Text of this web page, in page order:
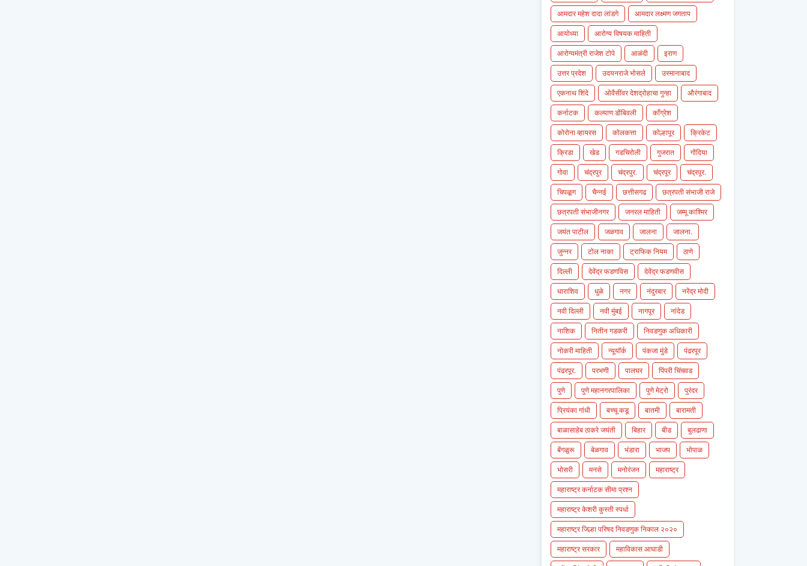
आमदार महेश दादा लांडगे
आमदार लक्ष्मण जगताप
आयोध्या
आरोग्य विषयक माहिती
आरोग्यमंत्री राजेश टोपे
आळंदी
इराण
उत्तर प्रदेश
उदयनराजे भोसले
उस्मानाबाद
एकनाथ शिंदे
ओवैसींवर देशद्रोहाचा गुन्हा
औरंगाबाद
कर्नाटक
कल्याण डोंबिवली
काँग्रेश
कोरोना व्हायरस
कोलकत्ता कोल्हापूर
क्रिकेट
क्रिडा
खेड गडचिरोली गुजरात
गोंदिया
गोवा
चंद्रपुर चंद्रपुर. चंद्रपूर
चंद्रपूर.
चिपळूण
चैन्नई छत्तीसगढ
छत्रपती संभाजी राजे
छत्रपती संभाजीनगर
जनरल माहिती
जम्मू काश्मिर
जयंत पाटील
जळगाव जालना
जालना.
जुन्नर
टोल नाका ट्राफिक नियम
ठाणे
दिल्ली
देवेंद्र फडणविस
देवेंद्र फडणवीस
धाराशिव
धुळे नगर नंदुरबार
नरेंद्र मोदी
नवी दिल्ली
नवी मुंबई नागपूर
नांदेड
नाशिक
नितीन गडकरी
निवडणुक अधिकारी
नोकरी माहिती
न्यूयॉर्क पंकजा मुंडे
पंढरपूर
पंढरपूर.
परभणी पालघर
पिंपरी चिंचवड
पुणे
पुणे महानगरपालिका पुणे मेट्रो
पुरंदर
प्रियंका गांधी
बच्चू कडू बातमी
बारामती
बाळासाहेब ठाकरे जयंती
बिहार बीड
बुलढाणा
बेंगळुरू
बेळगाव भंडारा भाजप
भोपाळ
भोसरी
मनसे मनोरंजन
महाराष्ट्र
महाराष्ट्र कर्नाटक सीमा प्रश्न
महाराष्ट्र केशरी कुस्ती स्पर्धा
महाराष्ट्र जिल्हा परिषद निवडणुक निकाल २०२०
महाराष्ट्र सरकार
महाविकास आघाडी